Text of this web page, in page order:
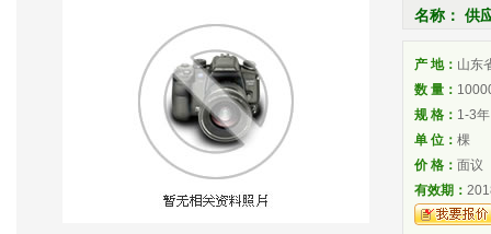
名称： 供
产 地： 山东
数 量：
规 格： 1-3年
单 位： 棵
价 格： 面议
有效期：